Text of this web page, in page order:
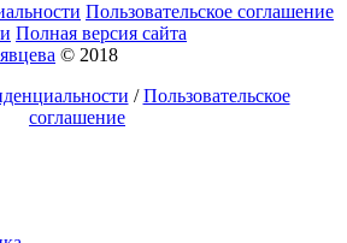
Пользовательское соглашение
Полная версия сайта
© 2018
/Пользовательское
соглашение